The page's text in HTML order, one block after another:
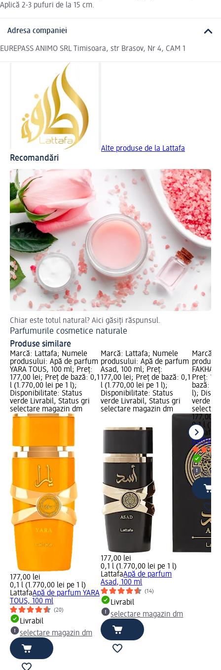
Aplică 2-3 pufuri de la 15 cm.
Adresa companiei
EUREPASS ANIMO SRL Timisoara, str Brasov, Nr 4, CAM 1
Alte produse de la Lattafa
Recomandări
Chiar este totul natural? Aici găsiți răspunsul.
Parfumurile cosmetice naturale
Produse similare
Marcă: Lattafa; Numele
produsului: Apă de parfum
YARA TOUS, 100 ml; Preț:
177,00 lei; Preț de bază: 0,1
l (1.770,00 lei pe 1 l);
Disponibilitate: Status
verde Livrabil, Status gri
selectare magazin dm
177,00 lei
0,1 l (1.770,00 lei pe 1 l)
LattafaApă de parfum YARA
TOUS, 100 ml
(20)
Livrabil
selectare magazin dm
Marcă: Lattafa; Numele
produsului: Apă de parfum
Asad, 100 ml; Preț:
177,00 lei; Preț de bază: 0,1
l (1.770,00 lei pe 1 l);
Disponibilitate: Status
verde Livrabil, Status gri
selectare magazin dm
177,00 lei
0,1 l (1.770,00 lei pe 1 l)
LattafaApă de parfum
Asad, 100 ml
(14)
Livrabil
selectare magazin dm
Marcă:
Preț:
bază:
l);
verde
177,00
0,1 l
Lattafa
FAKHAR